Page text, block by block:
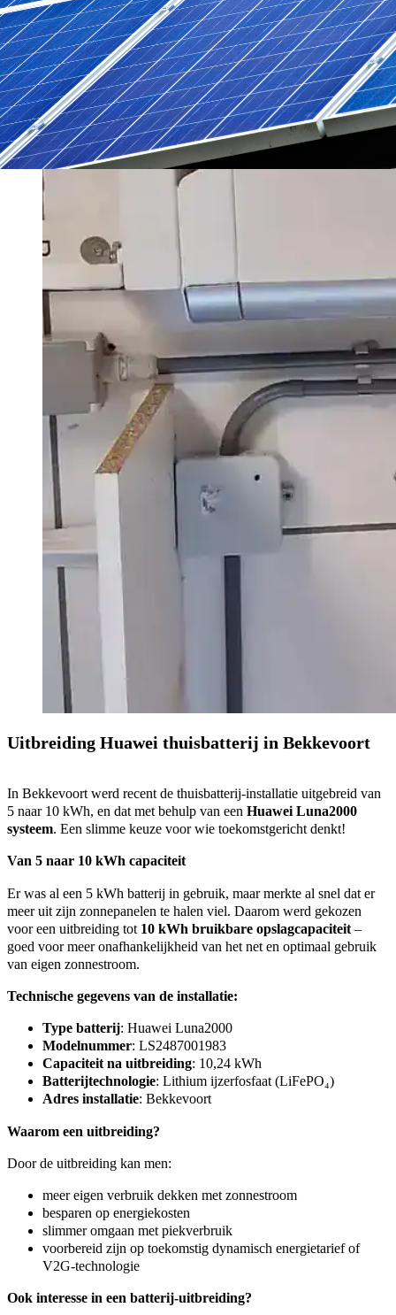
Uitbreiding Huawei thuisbatterij in Bekkevoort
In Bekkevoort werd recent de thuisbatterij-installatie uitgebreid van
5 naar 10 kWh, en dat met behulp van een Huawei Luna2000
systeem. Een slimme keuze voor wie toekomstgericht denkt!
Van 5 naar 10 kWh capaciteit
Er was al een 5 kWh batterij in gebruik, maar merkte al snel dat er
meer uit zijn zonnepanelen te halen viel. Daarom werd gekozen
voor een uitbreiding tot 10 kWh bruikbare opslagcapaciteit–
goed voor meer onafhankelijkheid van het net en optimaal gebruik
van eigen zonnestroom.
Technische gegevens van de installatie:
Type batterij: Huawei Luna2000
Modelnummer: LS2487001983
Capaciteit na uitbreiding: 10,24 kWh
Batterijtechnologie: Lithium ijzerfosfaat (LiFePO₄)
Adres installatie: Bekkevoort
Waarom een uitbreiding?
Door de uitbreiding kan men:
meer eigen verbruik dekken met zonnestroom
besparen op energiekosten
slimmer omgaan met piekverbruik
voorbereid zijn op toekomstig dynamisch energietarief of
V2G-technologie
Ook interesse in een batterij-uitbreiding?